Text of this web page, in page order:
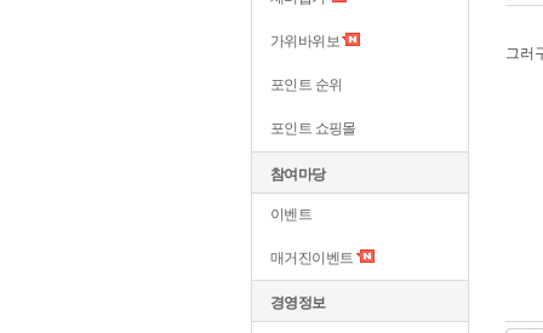
가위바위보
포인트 순위
포인트 쇼핑몰
참여마당
이벤트
매거진이벤트
경영정보
그러